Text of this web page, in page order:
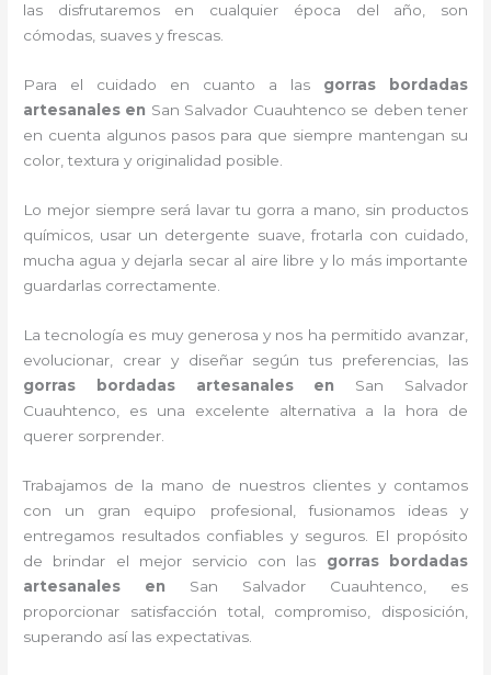
las disfrutaremos en cualquier época del año, son
cómodas, suaves y frescas.
Para el cuidado en cuanto a las gorras bordadas
artesanales en San Salvador Cuauhtenco se deben tener
en cuenta algunos pasos para que siempre mantengan su
color, textura y originalidad posible.
Lo mejor siempre será lavar tu gorra a mano, sin productos
químicos, usar un detergente suave, frotarla con cuidado,
mucha agua y dejarla secar al aire libre y lo más importante
guardarlas correctamente.
La tecnología es muy generosa y nos ha permitido avanzar,
evolucionar, crear y diseñar según tus preferencias, las
gorras bordadas artesanales en San Salvador
Cuauhtenco, es una excelente alternativa a la hora de
querer sorprender.
Trabajamos de la mano de nuestros clientes y contamos
con un gran equipo profesional, fusionamos ideas y
entregamos resultados confiables y seguros. El propósito
de brindar el mejor servicio con las gorras bordadas
artesanales en San Salvador Cuauhtenco, es
proporcionar satisfacción total, compromiso, disposición,
superando así las expectativas.